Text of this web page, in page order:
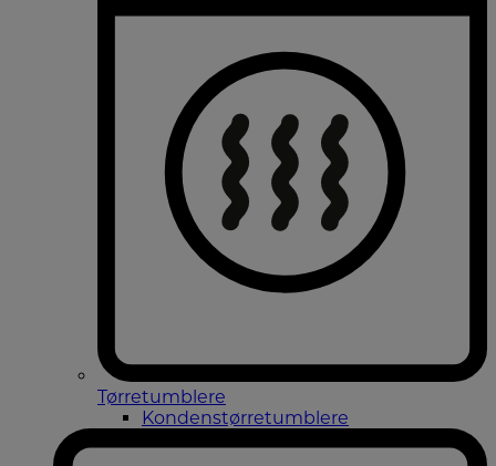
Tørretumblere
Kondenstørretumblere